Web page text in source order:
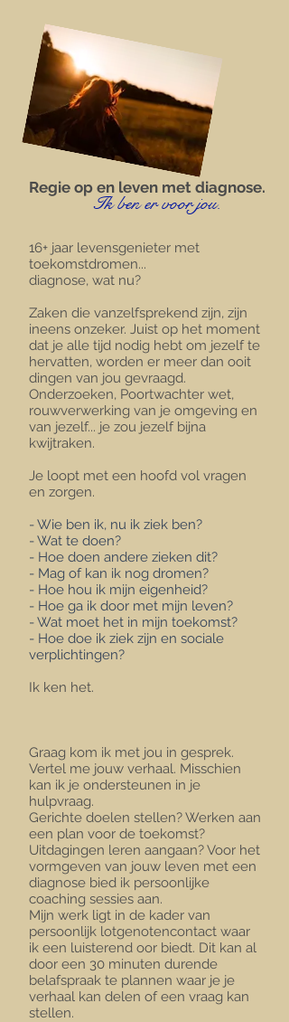
Ik ben er voor jou.
16+ jaar levensgenieter met
toekomstdromen...
diagnose, wat nu?​​​
Zaken die vanzelfsprekend zijn, zijn
ineens onzeker. Juist op het moment
dat je alle tijd nodig hebt om jezelf te
hervatten, worden er meer dan ooit
dingen van jou gevraagd.
Onderzoeken, Poortwachter wet,
rouwverwerking van je omgeving en
van jezelf... je zou jezelf bijna
kwijtraken.
Je loopt met een hoofd vol vragen
en zorgen.
- Wie ben ik, nu ik ziek ben?
- Wat te doen?
- Hoe doen andere zieken dit?
- Mag of kan ik nog dromen?
- Hoe hou ik mijn eigenheid?
- Hoe ga ik door met mijn leven?
- Wat moet het in mijn toekomst?
- Hoe doe ik ziek zijn en sociale
verplichtingen?
Ik ken het.
Graag kom ik met jou in gesprek.
Vertel me jouw verhaal. Misschien
kan ik je ondersteunen in je
hulpvraag.
Gerichte doelen stellen? Werken aan
een plan voor de toekomst?
Uitdagingen leren aangaan? Voor het
vormgeven van jouw leven met een
diagnose bied ik persoonlijke
coaching sessies aan.
Mijn werk ligt in de kader van
persoonlijk lotgenotencontact waar
ik een luisterend oor biedt. Dit kan al
door een 30 minuten durende
belafspraak te plannen waar je je
verhaal kan delen of een vraag kan
stellen.​
Regie op en leven met diagnose.